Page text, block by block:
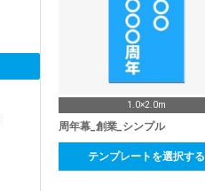
1.0×2.0m
周年幕_創業_シンプル
テンプレートを選択する